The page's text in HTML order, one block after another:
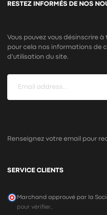
RESTEZ INFORMÉS DE NOS
Vous pouvez vous désinscrire
pour cela nos informations de
d'utilisation du site.
Renseignez votre email pour
SERVICE CLIENTS
Marchand approuvé par la
pour vérifier